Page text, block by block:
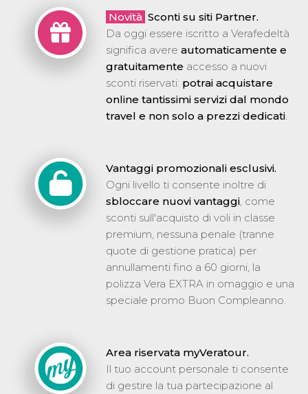
Novità Sconti su siti Partner.
Da oggi essere iscritto a Verafedeltà
significa avere automaticamente e
gratuitamente accesso a nuovi
sconti riservati: potrai acquistare
online tantissimi servizi dal mondo
travel e non solo a prezzi dedicati
Vantaggi promozionali esclusivi.
Ogni livello ti consente inoltre di
sbloccare nuovi vantaggi , come
sconti sull'acquisto di voli in classe
premium, nessuna penale (tranne
quote di gestione pratica) per
annullamenti fino a 60 giorni, la
polizza Vera EXTRA in omaggio e una
speciale promo Buon Compleanno.
Area riservata myVeratour.
Il tuo account personale ti consente
di gestire la tua partecipazione al